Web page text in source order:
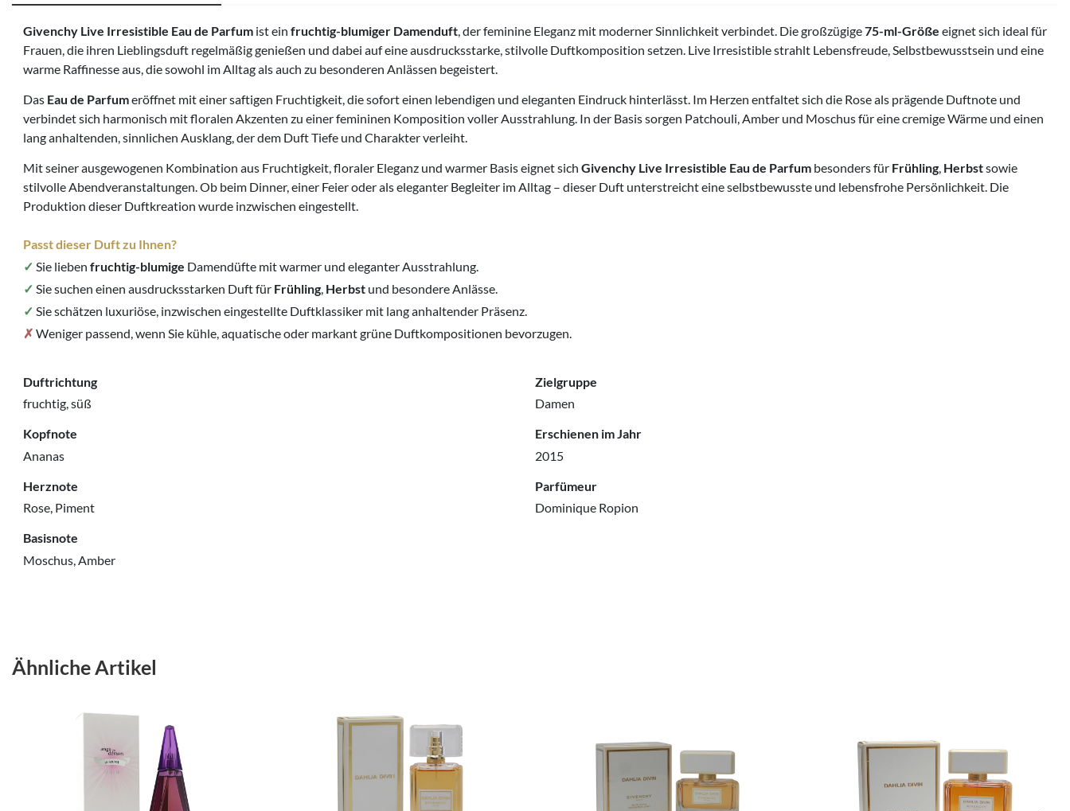
Givenchy Live Irresistible Eau de Parfum ist ein fruchtig-blumiger Damenduft, der feminine Eleganz mit moderner Sinnlichkeit verbindet. Die großzügige75-ml-Größe eignet sich ideal für
Frauen, die ihren Lieblingsduft regelmäßig genießen und dabei auf eine ausdrucksstarke, stilvolle Duftkomposition setzen. Live Irresistible strahlt Lebensfreude, Selbstbewusstsein und eine
warme Raffinesse aus, die sowohl im Alltag als auch zu besonderen Anlässen begeistert.
Das Eau de Parfumeröffnet mit einer saftigen Fruchtigkeit, die sofort einen lebendigen und eleganten Eindruck hinterlässt. Im Herzen entfaltet sich die Rose als prägende Duftnote und
verbindet sich harmonisch mit floralen Akzenten zu einer femininen Komposition voller Ausstrahlung. In der Basis sorgen Patchouli, Amber und Moschus für eine cremige Wärme und einen
lang anhaltenden, sinnlichen Ausklang, der dem Duft Tiefe und Charakter verleiht.
Mit seiner ausgewogenen Kombination aus Fruchtigkeit, floraler Eleganz und warmer Basis eignet sich Givenchy Live Irresistible Eau de Parfum besonders für Frühling, Herbstsowie
stilvolle Abendveranstaltungen. Ob beim Dinner, einer Feier oder als eleganter Begleiter im Alltag – dieser Duft unterstreicht eine selbstbewusste und lebensfrohe Persönlichkeit. Die
Produktion dieser Duftkreation wurde inzwischen eingestellt.
Passt dieser Duft zu Ihnen?
✓ Sie lieben fruchtig-blumige Damendüfte mit warmer und eleganter Ausstrahlung.
✓ Sie suchen einen ausdrucksstarken Duft für Frühling, Herbst und besondere Anlässe.
✓ Sie schätzen luxuriöse, inzwischen eingestellte Duftklassiker mit lang anhaltender Präsenz.
✗ Weniger passend, wenn Sie kühle, aquatische oder markant grüne Duftkompositionen bevorzugen.
Duftrichtung
fruchtig, süß
Kopfnote
Ananas
Herznote
Rose, Piment
Basisnote
Moschus, Amber
Zielgruppe
Damen
Erschienen im Jahr
2015
Parfümeur
Dominique Ropion
Ähnliche Artikel